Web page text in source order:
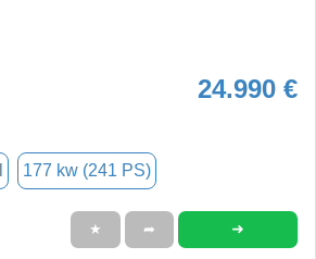
24.990 €
177 kw (241 PS)
★ ➦ ➜